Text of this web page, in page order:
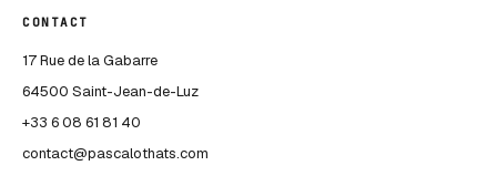
CONTACT
17 Rue de la Gabarre
64500 Saint-Jean-de-Luz
+33 6 08 61 81 40
contact@pascalothats.com